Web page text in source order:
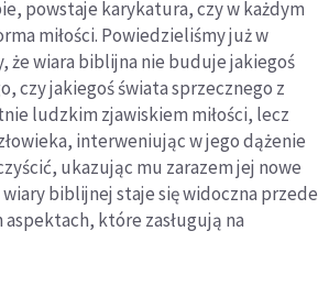
powstaje karykatura, czy w każdym
miłości. Powiedzieliśmy już w
że wiara biblijna nie buduje jakiegoś
czy jakiegoś świata sprzecznego z
ludzkim zjawiskiem miłości, lecz
interweniując w jego dążenie
ukazując mu zarazem jej nowe
wiary biblijnej staje się widoczna przede
które zasługują na